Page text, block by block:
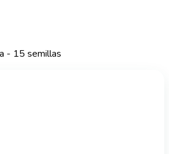
- 15 semillas